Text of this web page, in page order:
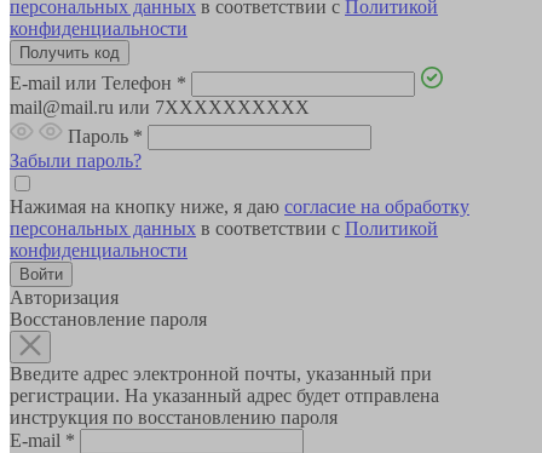
персональных данных в соответствии с Политикой
конфиденциальности
E-mail или Телефон *
mail@mail.ru или 7XXXXXXXXXX
Пароль *
Забыли пароль?
Нажимая на кнопку ниже, я даю согласие на обработку
персональных данных в соответствии с Политикой
конфиденциальности
Авторизация
Восстановление пароля
Введите адрес электронной почты, указанный при
регистрации. На указанный адрес будет отправлена
инструкция по восстановлению пароля
E-mail *